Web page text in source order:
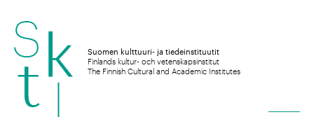
Hyppää
sisältöön
Suomen kulttuuri- ja tiedeinstituutit
Finlands kultur- och vetenskapsinstitut
The Finnish Cultural and Academic Institutes